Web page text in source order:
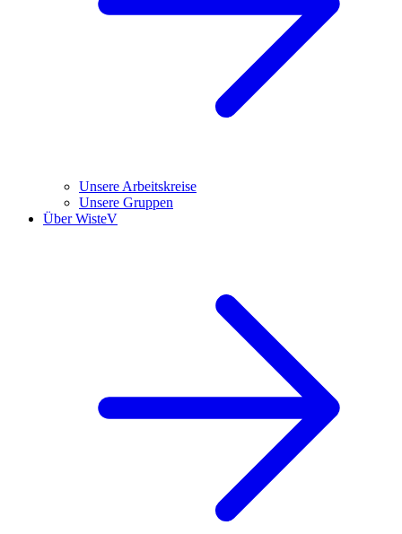
Unsere Arbeitskreise
Unsere Gruppen
Über WisteV